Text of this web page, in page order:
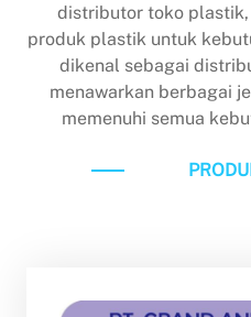
distributor toko
produk plastik untuk
dikenal sebagai
menawarkan berbagai
memenuhi semua